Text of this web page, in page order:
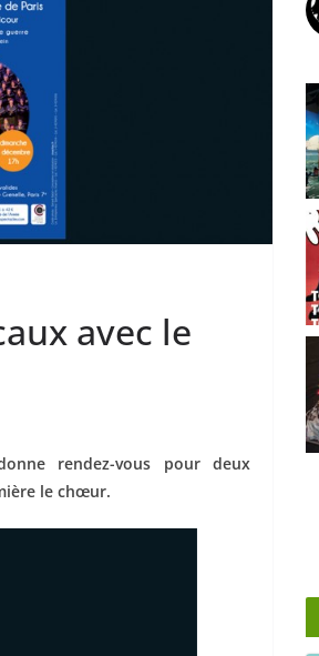
avec le
rendez-vous pour deux
le chœur.